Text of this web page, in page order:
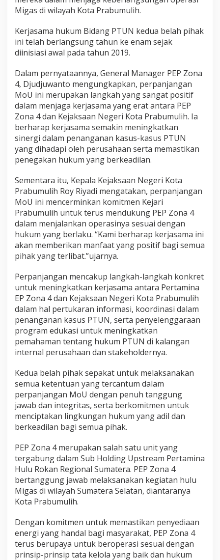
Migas di wilayah Kota Prabumulih.
Kerjasama hukum Bidang PTUN kedua belah pihak
ini telah berlangsung tahun ke enam sejak
diinisiasi awal pada tahun 2019.
Dalam pernyataannya, General Manager PEP Zona
4, Djudjuwanto mengungkapkan, perpanjangan
MoU ini merupakan langkah yang sangat positif
dalam menjaga kerjasama yang erat antara PEP
Zona 4 dan Kejaksaan Negeri Kota Prabumulih. Ia
berharap kerjasama semakin meningkatkan
sinergi dalam penanganan kasus-kasus PTUN
yang dihadapi oleh perusahaan serta memastikan
penegakan hukum yang berkeadilan.
Sementara itu, Kepala Kejaksaan Negeri Kota
Prabumulih Roy Riyadi mengatakan, perpanjangan
MoU ini mencerminkan komitmen Kejari
Prabumulih untuk terus mendukung PEP Zona 4
dalam menjalankan operasinya sesuai dengan
hukum yang berlaku. “Kami berharap kerjasama ini
akan memberikan manfaat yang positif bagi semua
pihak yang terlibat.”ujarnya.
Perpanjangan mencakup langkah-langkah konkret
untuk meningkatkan kerjasama antara Pertamina
EP Zona 4 dan Kejaksaan Negeri Kota Prabumulih
dalam hal pertukaran informasi, koordinasi dalam
penanganan kasus PTUN, serta penyelenggaraan
program edukasi untuk meningkatkan
pemahaman tentang hukum PTUN di kalangan
internal perusahaan dan stakeholdernya.
Kedua belah pihak sepakat untuk melaksanakan
semua ketentuan yang tercantum dalam
perpanjangan MoU dengan penuh tanggung
jawab dan integritas, serta berkomitmen untuk
menciptakan lingkungan hukum yang adil dan
berkeadilan bagi semua pihak.
PEP Zona 4 merupakan salah satu unit yang
tergabung dalam Sub Holding Upstream Pertamina
Hulu Rokan Regional Sumatera. PEP Zona 4
bertanggung jawab melaksanakan kegiatan hulu
Migas di wilayah Sumatera Selatan, diantaranya
Kota Prabumulih.
Dengan komitmen untuk memastikan penyediaan
energi yang handal bagi masyarakat, PEP Zona 4
terus berupaya untuk beroperasi sesuai dengan
prinsip-prinsip tata kelola yang baik dan hukum